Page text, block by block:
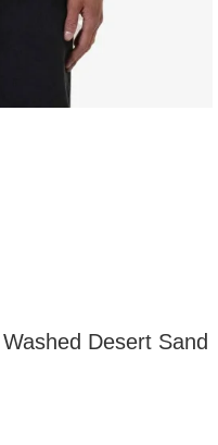
Desert Sand